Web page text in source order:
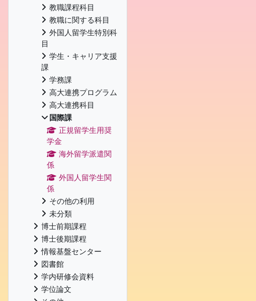
教職課程科目
教職に関する科目
外国人留学生特別科
目
学生・キャリア支援
課
学務課
高大連携プログラム
高大連携科目
国際課
正規留学生用奨
学金
海外留学派遣関
係
外国人留学生関
係
その他の利用
未分類
博士前期課程
博士後期課程
情報基盤センター
図書館
学内研修会資料
学位論文